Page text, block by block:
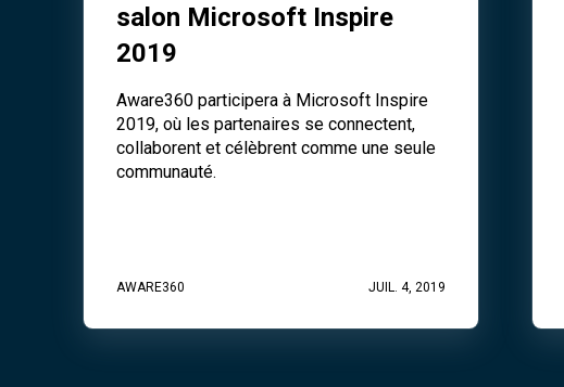
salon Microsoft Inspire
2019
Aware360 participera à Microsoft Inspire
2019, où les partenaires se connectent,
collaborent et célèbrent comme une seule
communauté.
AWARE360 JUIL. 4, 2019